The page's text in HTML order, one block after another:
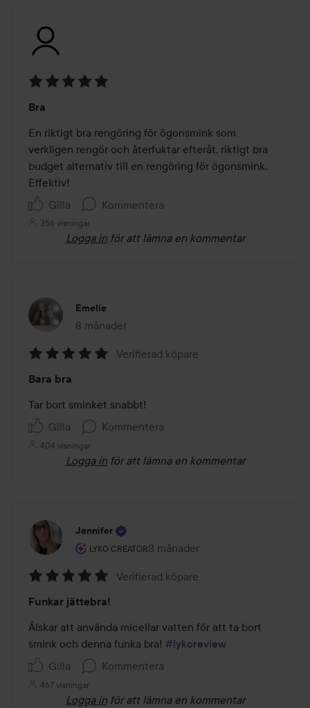
5
av
5
Bra
En riktigt bra rengöring för ögonsmink som
verkligen rengör och återfuktar efteråt, riktigt bra
budget alternativ till en rengöring för ögonsmink.
Effektiv!
Gilla
Kommentera
356 visningar
Logga in för att lämna en kommentar
Emelie
8 månader
Inlägget skapades 8 månader
5
av
5
Verifierad köpare
Bara bra
Tar bort sminket snabbt!
Gilla
Kommentera
404 visningar
Logga in för att lämna en kommentar
Jennifer
LYKO CREATOR
Användarens roll: Lyko Creator.
8 månader
Inlägget skapades 8 månader
5
av
5
Verifierad köpare
Funkar jättebra!
Älskar att använda micellar vatten för att ta bort
smink och denna funka bra! #lykoreview
Gilla
Kommentera
467 visningar
Logga in för att lämna en kommentar